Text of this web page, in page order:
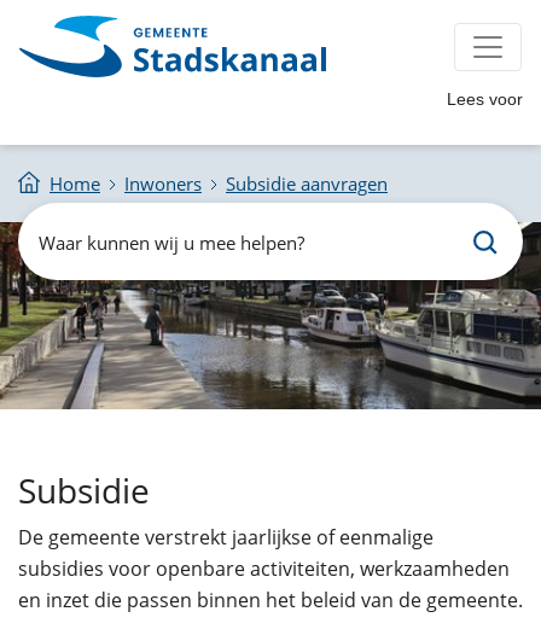
Lees voor
Home Inwoners Subsidie aanvragen
Zoeken
Waar
kunnen
wij
u
mee
helpen?
Subsidie
De gemeente verstrekt jaarlijkse of eenmalige
subsidies voor openbare activiteiten, werkzaamheden
en inzet die passen binnen het beleid van de gemeente.